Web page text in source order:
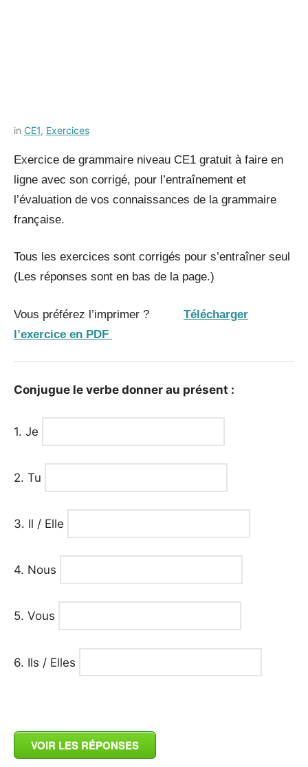
Posted
9
juillet
2021
by
rapide
in CE1, Exercices
Exercice de grammaire niveau CE1 gratuit à faire en
ligne avec son corrigé, pour l’entraînement et
l’évaluation de vos connaissances de la grammaire
française.
Tous les exercices sont corrigés pour s’entraîner seul
(Les réponses sont en bas de la page.)
Vous préférez l’imprimer ? Télécharger
l’exercice en PDF
Conjugue le verbe donner au présent :
1. Je
2. Tu
3. Il / Elle
4. Nous
5. Vous
6. Ils / Elles
VOIR LES RÉPONSES